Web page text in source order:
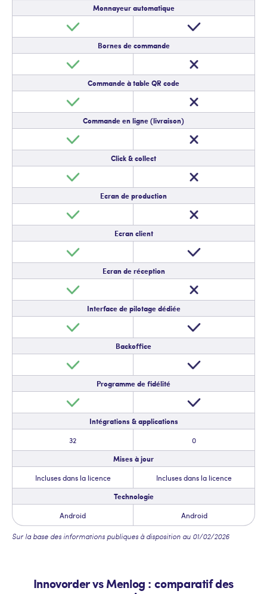
Monnayeur automatique
Bornes de commande
Commande à table QR code
Commande en ligne (livraison)
Click & collect
Ecran de production
Ecran client
Ecran de réception
Interface de pilotage dédiée
Backoffice
Programme de fidélité
Intégrations & applications
32 0
Mises à jour
Incluses dans la licence Incluses dans la licence
Technologie
Android Android
Sur la base des informations publiques à disposition au 01/02/2026
Innovorder vs Menlog : comparatif des